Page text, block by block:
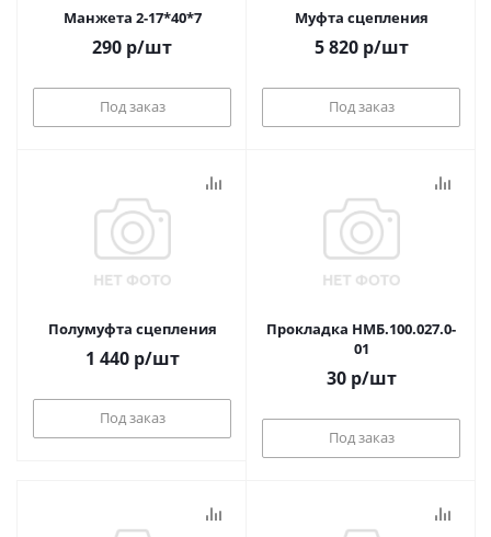
Манжета 2-17*40*7
290 р/шт
Под заказ
Муфта сцепления
5 820р/шт
Под заказ
Полумуфта сцепления
1 440р/шт
Под заказ
Прокладка НМБ.100.027.0-
01
30р/шт
Под заказ